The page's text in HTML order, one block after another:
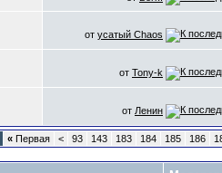
от усатый Chaos
от Tony-k
от Ленин
« Первая < 93 143 183 184 185 186